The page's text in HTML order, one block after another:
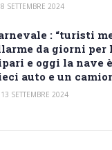
8 SETTEMBRE 2024
: “turisti
da giorni per
e oggi la nave
auto e un
13 SETTEMBRE 2024